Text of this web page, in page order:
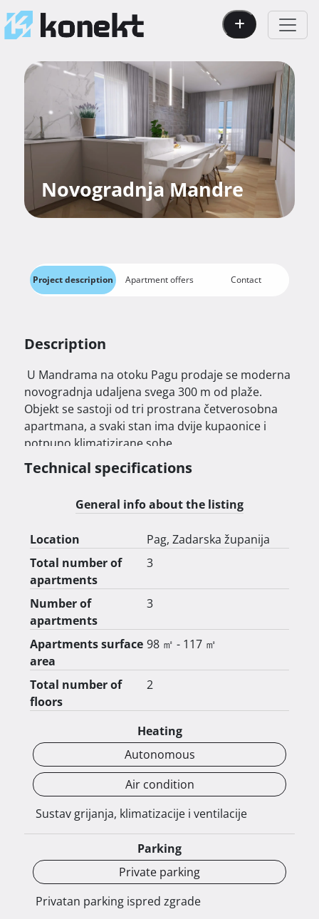
Novogradnja Mandre
Project description Apartment offers Contact
Description
novogradnja udaljena svega 300 m od plaže.
Objekt se sastoji od tri prostrana četverosobna
apartmana, a svaki stan ima dvije kupaonice i
potpuno klimatizirane sobe.
Prizemlje i katovi projektirani su tako da svaki
približno 80–100 m². U prizemlju se nalazi bazen
još dva dodatna bazena, čime bi svaki stan imao
svoju privatnu oazu.
Stanovi na prvom i drugom katu nude pogled na
more iz svake sobe, što dodatno naglašava
atraktivnost lokacije.
Planirani završetak gradnje je u proljeće 2025.
godine.
Cijena iznosi 2.600 €/m².
Sve informacije dostupne su na broj: 00385 98
9027 599.
Technical specifications
General info about the listing
Location
Pag, Zadarska županija
Total number of
apartments
3
Number of
apartments
3
Apartments surface
area
98 ㎡ - 117 ㎡
Total number of
floors
2
Heating
Autonomous
Air condition
Sustav grijanja, klimatizacije i ventilacije
Parking
Private parking
Privatan parking ispred zgrade